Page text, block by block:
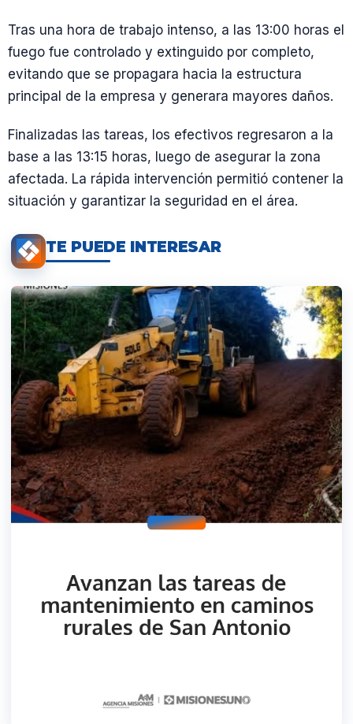
Tras una hora de trabajo intenso, a las 13:00 horas el
fuego fue controlado y extinguido por completo,
evitando que se propagara hacia la estructura
principal de la empresa y generara mayores daños.
Finalizadas las tareas, los efectivos regresaron a la
base a las 13:15 horas, luego de asegurar la zona
afectada. La rápida intervención permitió contener la
situación y garantizar la seguridad en el área.
TE PUEDE INTERESAR